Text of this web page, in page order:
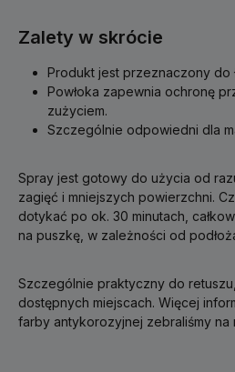
Zalety w skrócie
Produkt jest przeznaczony do
Powłoka zapewnia ochronę
zużyciem.
Szczególnie odpowiedni dla
Spray jest gotowy do użycia od
zagięć i mniejszych powierzchni.
dotykać po ok. 30 minutach,
na puszkę, w zależności od
Szczególnie praktyczny do
dostępnych miejscach. Więcej
farby antykorozyjnej zebraliśmy